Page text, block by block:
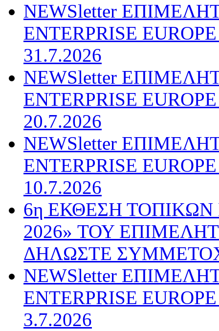
NEWSletter
ENTERPRISE
31.7.2026
NEWSletter
ENTERPRISE
20.7.2026
NEWSletter
ENTERPRISE
10.7.2026
6η ΕΚΘΕΣΗ ΤΟΠΙΚΩΝ
2026» ΤΟΥ
ΔΗΛΩΣΤΕ
NEWSletter
ENTERPRISE
3.7.2026